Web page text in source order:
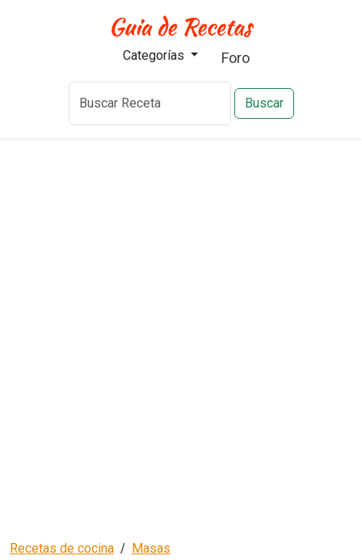
Categorías Foro
Buscar
Recetas de cocina Masas